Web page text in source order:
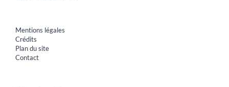
Mentions légales
Crédits
Plan du site
Contact